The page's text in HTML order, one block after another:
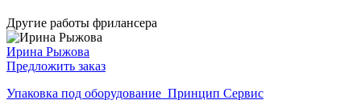
Другие работы фрилансера
Ирина Рыжова
Предложить заказ
Упаковка под оборудование_Принцип Сервис